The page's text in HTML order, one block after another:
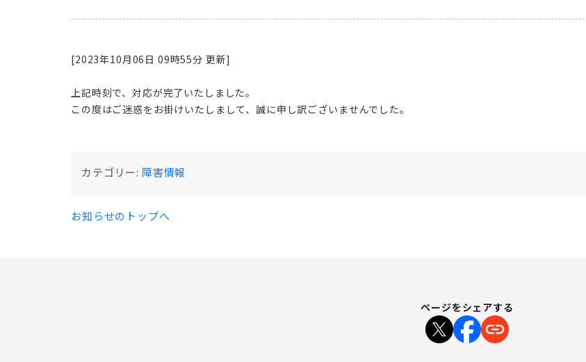
[2023年10月06日 09時55分 更新]
上記時刻で、対応が完了いたしました。
この度はご迷惑をお掛けいたしまして、誠に申し訳ございませんでした。
カテゴリー: 障害情報
お知らせのトップへ
ページをシェアする